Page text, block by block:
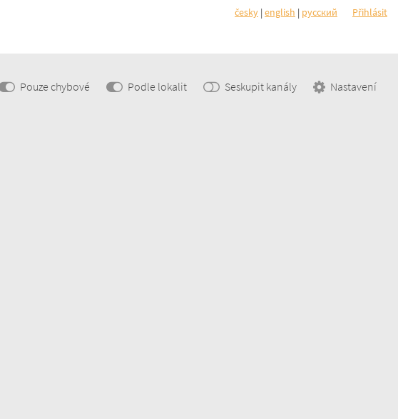
česky | english | pусский Přihlásit
Pouze chybové Podle lokalit Seskupit kanály Nastavení